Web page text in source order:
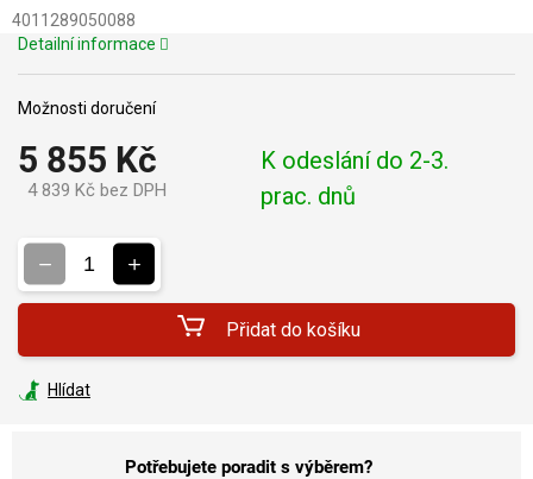
4011289050088
5 855 Kč
4 839 Kč bez DPH
K odeslání do 2-3.
prac. dnů
Možnosti doručení
Přidat do košíku
Detailní informace
Hlídat
Potřebujete poradit s výběrem?